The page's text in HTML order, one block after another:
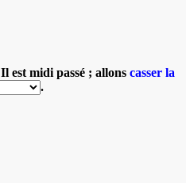
Il est midi passé ; allons casser la
.